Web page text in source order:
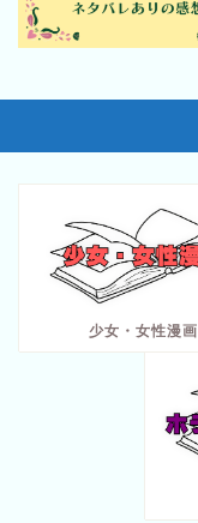
少女・女性漫画